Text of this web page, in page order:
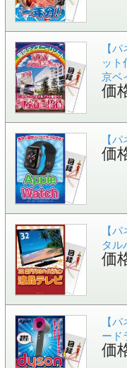
【
ット
京ベ
価
【
価
【
タル
価
【
ード
価